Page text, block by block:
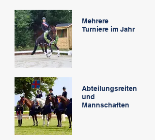
Mehrere
Turniere im Jahr
Abteilungsreiten
und
Mannschaften